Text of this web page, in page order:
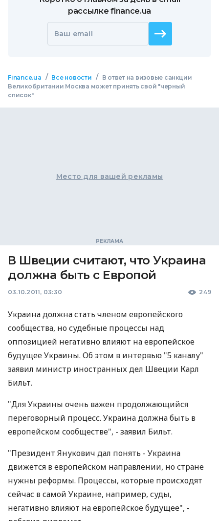
рассылке finance.ua
Ваш email
Finance.ua / Все новости /
В ответ на визовые санкции
Великобритании Москва может принять свой "черный
список"
Место для вашей рекламы
В Швеции считают, что Украина
должна быть с Европой
03.10.2011, 03:30 249
Украина должна стать членом европейского
сообщества, но судебные процессы над
оппозицией негативно влияют на европейское
будущее Украины. Об этом в интервью "5 каналу"
заявил министр иностранных дел Швеции Карл
Бильт.
"Для Украины очень важен продолжающийся
переговорный процесс. Украина должна быть в
европейском сообществе", - заявил Бильт.
"Президент Янукович дал понять - Украина
движется в европейском направлении, но стране
нужны реформы. Процессы, которые происходят
сейчас в самой Украине, например, суды,
негативно влияют на европейское будущее", -